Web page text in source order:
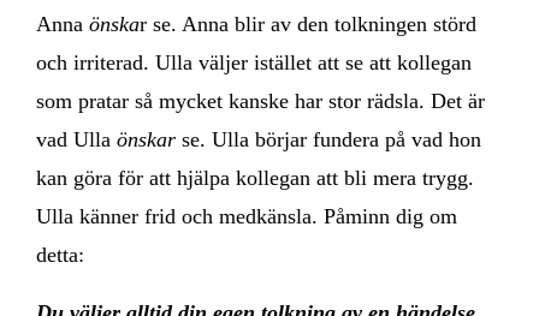
Anna önskar se. Anna blir av den tolkningen störd
och irriterad. Ulla väljer istället att se att kollegan
som pratar så mycket kanske har stor rädsla. Det är
vad Ulla önskar se. Ulla börjar fundera på vad hon
kan göra för att hjälpa kollegan att bli mera trygg.
Ulla känner frid och medkänsla. Påminn dig om
detta: